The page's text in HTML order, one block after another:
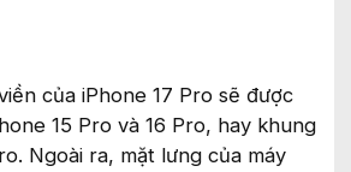
của iPhone 17 Pro sẽ được
15 Pro và 16 Pro, hay khung
Ngoài ra, mặt lưng của máy